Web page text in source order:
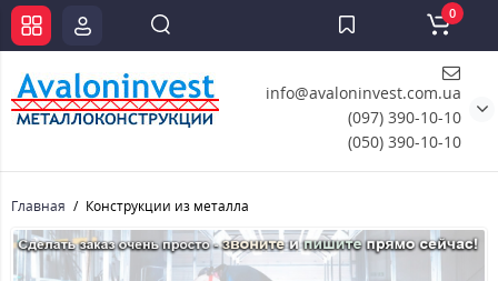
info@avaloninvest.com.ua
(097) 390-10-10
(050) 390-10-10
0
Главная Конструкции из металла